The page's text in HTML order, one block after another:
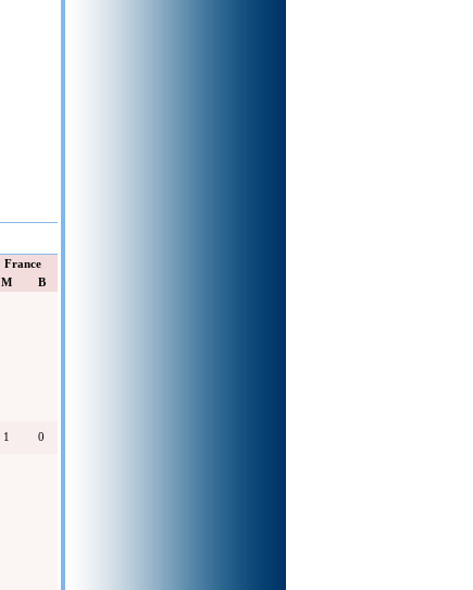
France
M
B
1 0